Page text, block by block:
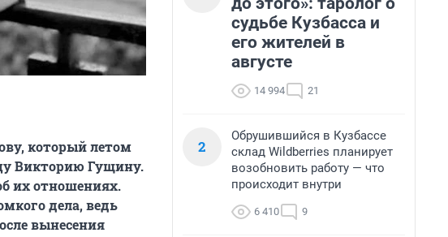
который летом
Викторию Гущину.
их отношениях.
дела, ведь
вынесения
судьбе Кузбасса и
его жителей в
августе
14 994 21
2
Обрушившийся в Кузбассе
склад Wildberries планирует
возобновить работу — что
происходит внутри
6 410 9